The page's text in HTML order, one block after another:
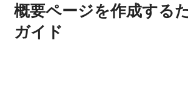
概要ページを作成する
ガイド